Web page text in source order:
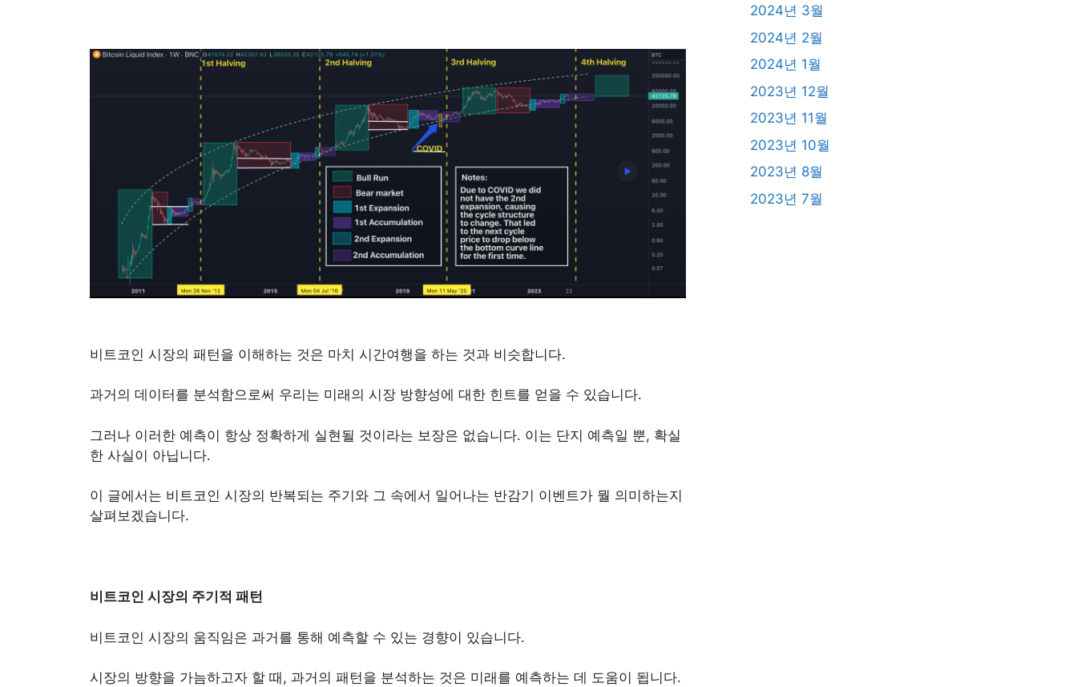
비트코인 시장의 패턴을 이해하는 것은 마치 시간여행을 하는 것과 비슷합니다.
과거의 데이터를 분석함으로써 우리는 미래의 시장 방향성에 대한 힌트를 얻을 수 있습니다.
그러나 이러한 예측이 항상 정확하게 실현될 것이라는 보장은 없습니다. 이는 단지 예측일 뿐, 확실
한 사실이 아닙니다.
이 글에서는 비트코인 시장의 반복되는 주기와 그 속에서 일어나는 반감기 이벤트가 뭘 의미하는지
살펴보겠습니다.
비트코인 시장의 주기적 패턴
비트코인 시장의 움직임은 과거를 통해 예측할 수 있는 경향이 있습니다.
시장의 방향을 가늠하고자 할 때, 과거의 패턴을 분석하는 것은 미래를 예측하는 데 도움이 됩니다.
2024년 3월
2024년 2월
2024년 1월
2023년 12월
2023년 11월
2023년 10월
2023년 8월
2023년 7월